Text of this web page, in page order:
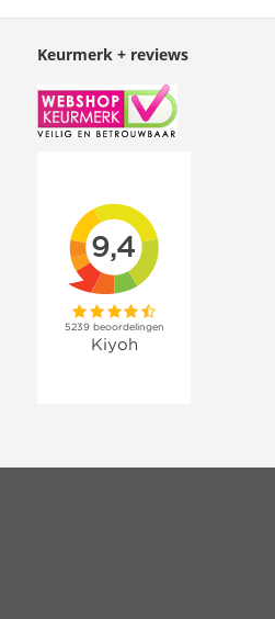
Keurmerk + reviews